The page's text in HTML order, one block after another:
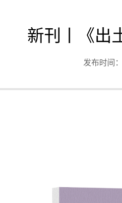
新刊丨《出
发布时间